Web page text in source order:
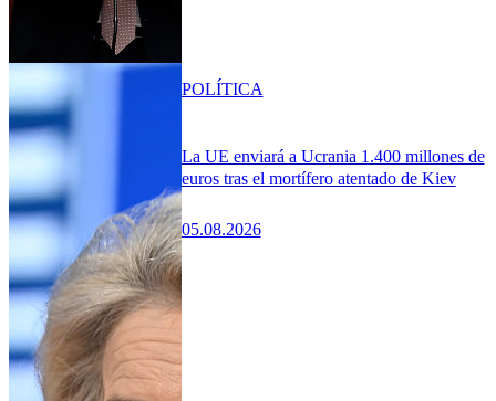
La UE enviará a Ucrania 1.400 millones de
euros tras el mortífero atentado de Kiev
05.08.2026
POLÍTICA